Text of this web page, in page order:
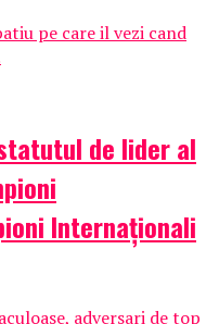
pe care il vezi cand
de lider al
Internaționali
adversari de top